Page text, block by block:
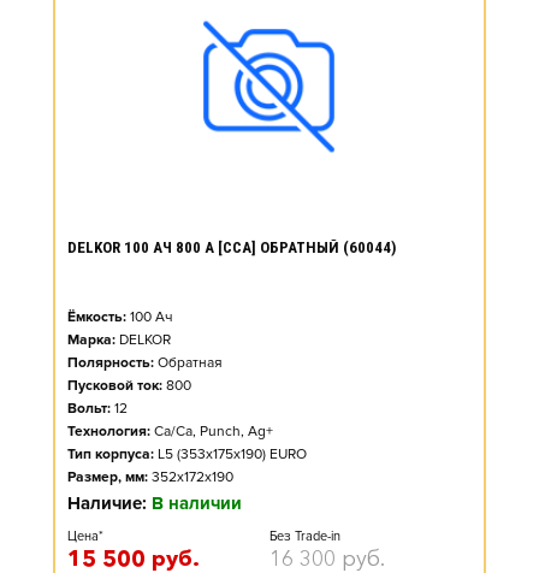
DELKOR 100 АЧ 800 А [CCA] ОБРАТНЫЙ (60044)
Ёмкость: 100 Ач
Марка: DELKOR
Полярность: Обратная
Пусковой ток: 800
Вольт: 12
Технология: Ca/Ca, Punch, Ag+
Тип корпуса: L5 (353x175x190) EURO
Размер, мм: 352x172x190
Наличие: В наличии
Цена*
15 500 руб.
Без Trade-in
16 300 руб.